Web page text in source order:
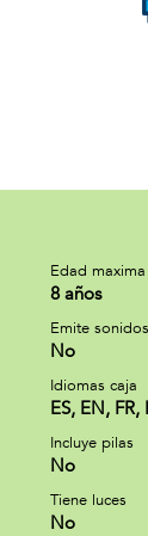
Edad
8 años
Emite sonidos
No
Idiomas caja
ES, EN, FR,
Incluye pilas
No
Tiene luces
No